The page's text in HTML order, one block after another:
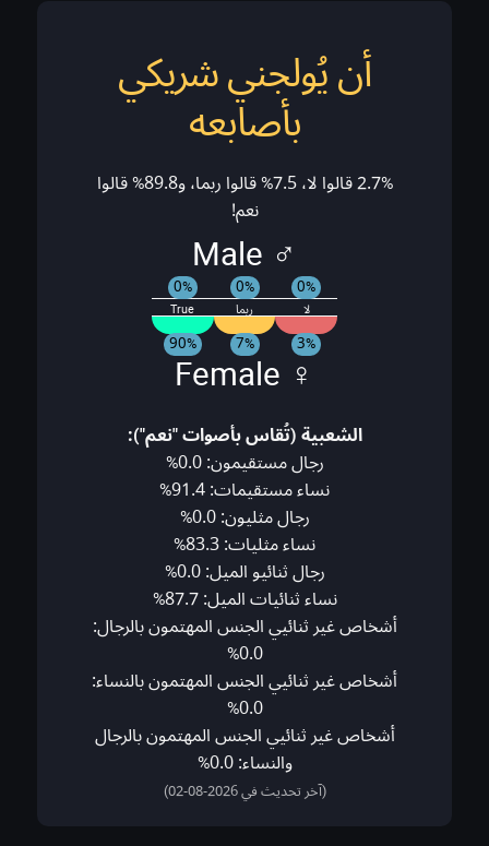
أن يُولجني شريكي
بأصابعه
2.7% قالوا لا، 7.5% قالوا ربما، و89.8% قالوا
نعم!
♂ Male
لا
0%
ربما
0%
True
0%
3%
7%
90% ♀ Female
الشعبية (تُقاس بأصوات "نعم"):
رجال مستقيمون: 0.0%
نساء مستقيمات: 91.4%
رجال مثليون: 0.0%
نساء مثليات: 83.3%
رجال ثنائيو الميل: 0.0%
نساء ثنائيات الميل: 87.7%
أشخاص غير ثنائيي الجنس المهتمون بالرجال:
0.0%
أشخاص غير ثنائيي الجنس المهتمون بالنساء:
0.0%
أشخاص غير ثنائيي الجنس المهتمون بالرجال
والنساء: 0.0%
(آخر تحديث في 2026-08-02)